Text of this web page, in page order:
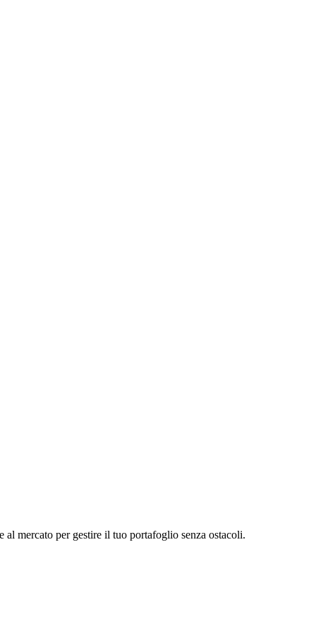
mercato per gestire il tuo portafoglio senza ostacoli.